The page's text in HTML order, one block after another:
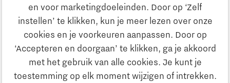
en voor marketingdoeleinden. Door op ‘Zelf
instellen’ te klikken, kun je meer lezen over onze
cookies en je voorkeuren aanpassen. Door op
‘Accepteren en doorgaan’ te klikken, ga je akkoord
met het gebruik van alle cookies. Je kunt je
toestemming op elk moment wijzigen of intrekken.
Ondernemen
Onderwijs
Zoeken
Contact
Naar internationale website